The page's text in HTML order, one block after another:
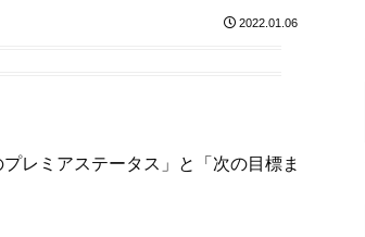
2022.01.06
レミアステータス」と「次の目標ま